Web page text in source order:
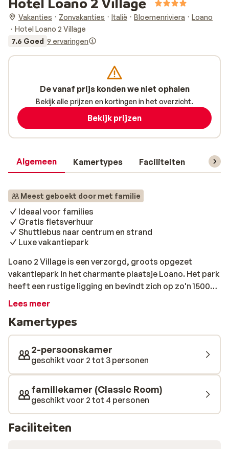
Vakanties Zonvakanties Italië Bloemenriviera
Loano
Hotel Loano 2 Village
7.6 Goed 9 ervaringen
Algemeen Kamertypes Faciliteiten
Meest geboekt door met familie
Ideaal voor families
Gratis fietsverhuur
Shuttlebus naar centrum en strand
Luxe vakantiepark
Loano 2 Village is een verzorgd, groots opgezet
vakantiepark in het charmante plaatsje Loano. Het park
heeft een rustige ligging en bevindt zich op zo'n 1500
meter van het strand en centrum. Je kunt hier heerlijk
gewoon in de gratis shuttlebus. Bij Loano 2 Village
overnacht je in comfortabele appartementen of
hotelkamers met een modern interieur, airco en gratis
wifi. Eten kan in de pizzeria, het buffetrestaurant of
‘Local Ligurian’, dat lokale specialiteiten op het menu
heeft staan. Naast ontspannen valt er op het
vakantiepark ook van alles te beleven. Voor de kleine
gasten is er een speeltuin, speelweide en een miniclub.
De sportieve vakantiegangers kunnen zich goed
vermaken met activiteiten als tafelvoetbal of tennis. En
Lees meer
Kamertypes
2-persoonskamer
geschikt voor 2 tot 3 personen
familiekamer (Classic Room)
geschikt voor 2 tot 4 personen
Faciliteiten
De vanaf prijs konden we niet ophalen
Bekijk alle prijzen en kortingen in het overzicht.
Bekijk prijzen